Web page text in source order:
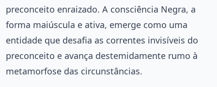
preconceito enraizado. A consciência Negra, a
forma maiúscula e ativa, emerge como uma
entidade que desafia as correntes invisíveis do
preconceito e avança destemidamente rumo à
metamorfose das circunstâncias.